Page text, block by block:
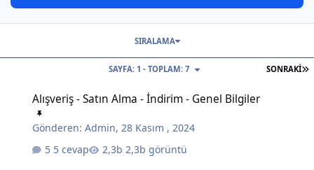
SONRAKI
SAYFA: 1 - TOPLAM: 7
SIRALAMA
Alışveriş - Satın Alma - İndirim - Genel Bilgiler
Gönderen:Admin,28 Kasım , 2024
5 cevap
2,3b görüntü